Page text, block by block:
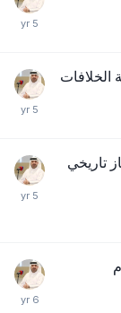
الخلافات
تاريخي